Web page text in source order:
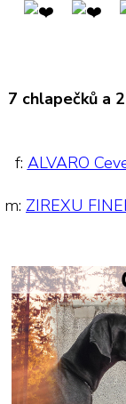
7 chlapečků a
f: ALVARO
m: ZIREXU